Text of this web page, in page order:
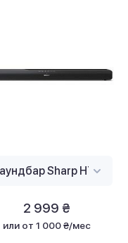
2 999 ₴
или от 1 000 ₴/мес